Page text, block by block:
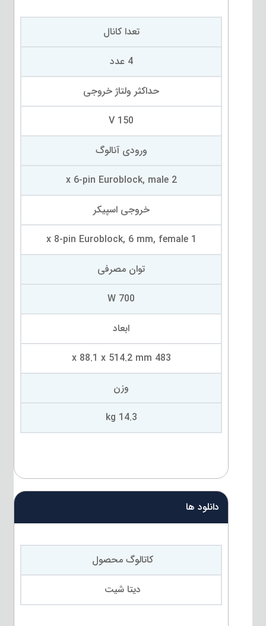
تعدا کانال
4 عدد
حداکثر ولتاژ خروجی
150 V
ورودی آنالوگ
2 x 6-pin Euroblock, male
خروجی اسپیکر
1 x 8-pin Euroblock, 6 mm, female
توان مصرفی
700 W
ابعاد
483 x 88.1 x 514.2 mm
وزن
14.3 kg
دانلود ها
کاتالوگ محصول
دیتا شیت